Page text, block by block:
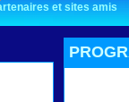
et sites amis